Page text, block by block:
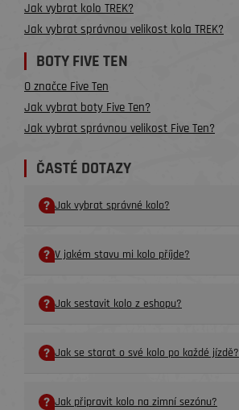
Jak vybrat kolo TREK?
Jak vybrat správnou velikost kola TREK?
BOTY FIVE TEN
O značce Five Ten
Jak vybrat boty Five Ten?
Jak vybrat správnou velikost Five Ten?
ČASTÉ DOTAZY
Jak vybrat správné kolo?
V jakém stavu mi kolo příjde?
Jak sestavit kolo z eshopu?
Jak se starat o své kolo po každé jízdě?
Jak připravit kolo na zimní sezónu?